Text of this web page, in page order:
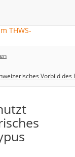
Vorbild des